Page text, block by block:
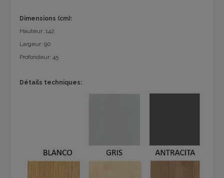
Dimensions (cm):
Hauteur: 142
Largeur: 90
Profondeur: 45
Détails techniques: